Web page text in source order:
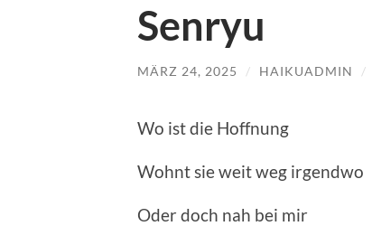
Senryu
MÄRZ 24, 2025 / HAIKUADMIN /
Wo ist die Hoffnung
Wohnt sie weit weg irgendwo
Oder doch nah bei mir